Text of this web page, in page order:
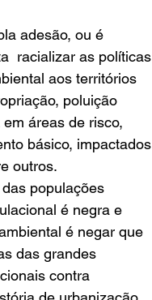
adesão, ou é
racializar as políticas
aos territórios
poluição
áreas de risco,
básico, impactados
outros.
populações
é negra e
é negar que
das grandes
contra